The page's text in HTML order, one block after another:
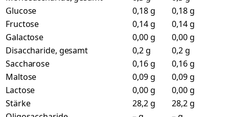
Glucose
0,18 g
0,18 g
Fructose
0,14 g
0,14 g
Galactose
0,00 g
0,00 g
Disaccharide, gesamt
0,2 g
0,2 g
Saccharose
0,16 g
0,16 g
Maltose
0,09 g
0,09 g
Lactose
0,00 g
0,00 g
Stärke
28,2 g
28,2 g